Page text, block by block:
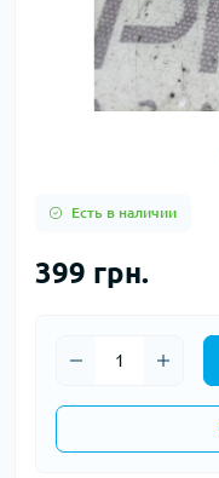
Есть в наличии
399 грн.